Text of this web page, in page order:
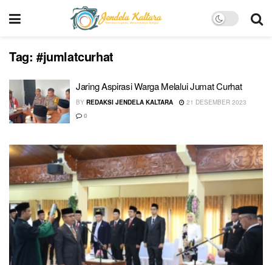
Tag: #jumlatcurhat
Jaring Aspirasi Warga Melalui Jumat Curhat
BY REDAKSI JENDELA KALTARA
21 DESEMBER 2023
0